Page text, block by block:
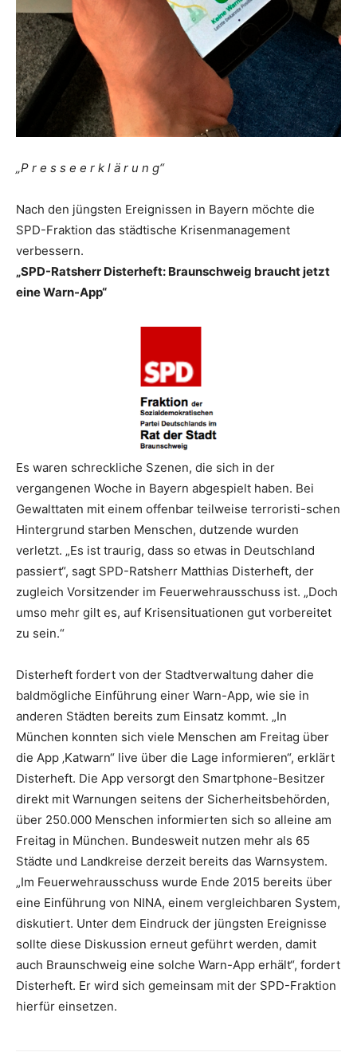
„P r e s s e e r k l ä r u n g“
Nach den jüngsten Ereignissen in Bayern möchte die
SPD-Fraktion das städtische Krisenmanagement
verbessern.
„SPD-Ratsherr Disterheft: Braunschweig braucht jetzt
eine Warn-App“
Es waren schreckliche Szenen, die sich in der
vergangenen Woche in Bayern abgespielt haben. Bei
Gewalttaten mit einem offenbar teilweise terroristi-schen
Hintergrund starben Menschen, dutzende wurden
verletzt. „Es ist traurig, dass so etwas in Deutschland
passiert“, sagt SPD-Ratsherr Matthias Disterheft, der
zugleich Vorsitzender im Feuerwehrausschuss ist. „Doch
umso mehr gilt es, auf Krisensituationen gut vorbereitet
zu sein.“
Disterheft fordert von der Stadtverwaltung daher die
baldmögliche Einführung einer Warn-App, wie sie in
anderen Städten bereits zum Einsatz kommt. „In
München konnten sich viele Menschen am Freitag über
die App ‚Katwarn“ live über die Lage informieren“, erklärt
Disterheft. Die App versorgt den Smartphone-Besitzer
direkt mit Warnungen seitens der Sicherheitsbehörden,
über 250.000 Menschen informierten sich so alleine am
Freitag in München. Bundesweit nutzen mehr als 65
Städte und Landkreise derzeit bereits das Warnsystem.
„Im Feuerwehrausschuss wurde Ende 2015 bereits über
eine Einführung von NINA, einem vergleichbaren System,
diskutiert. Unter dem Eindruck der jüngsten Ereignisse
sollte diese Diskussion erneut geführt werden, damit
auch Braunschweig eine solche Warn-App erhält“, fordert
Disterheft. Er wird sich gemeinsam mit der SPD-Fraktion
hierfür einsetzen.